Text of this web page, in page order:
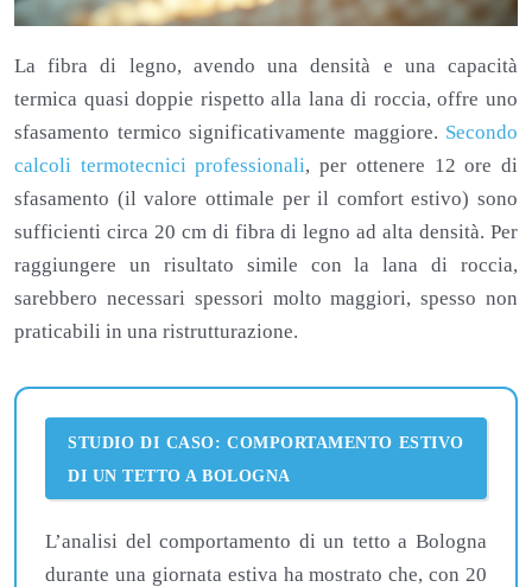
La fibra di legno, avendo una densità e una capacità
termica quasi doppie rispetto alla lana di roccia, offre uno
sfasamento termico significativamente maggiore. Secondo
calcoli termotecnici professionali, per ottenere 12 ore di
sfasamento (il valore ottimale per il comfort estivo) sono
sufficienti circa 20 cm di fibra di legno ad alta densità. Per
raggiungere un risultato simile con la lana di roccia,
sarebbero necessari spessori molto maggiori, spesso non
praticabili in una ristrutturazione.
STUDIO DI CASO: COMPORTAMENTO ESTIVO
DI UN TETTO A BOLOGNA
L’analisi del comportamento di un tetto a Bologna
durante una giornata estiva ha mostrato che, con 20